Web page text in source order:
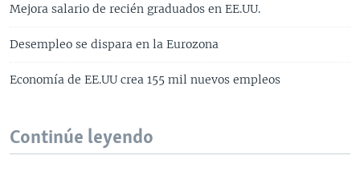
Mejora salario de recién graduados en EE.UU.
Desempleo se dispara en la Eurozona
Economía de EE.UU crea 155 mil nuevos empleos
Continúe leyendo